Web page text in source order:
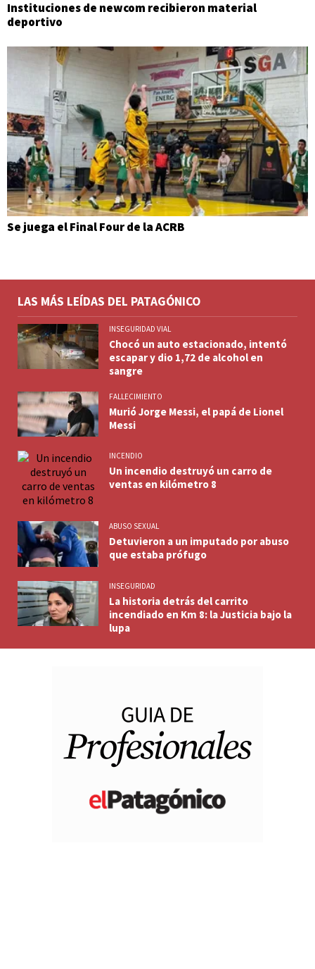
Instituciones de newcom recibieron material
deportivo
Se juega el Final Four de la ACRB
LAS MÁS LEÍDAS DEL PATAGÓNICO
INSEGURIDAD VIAL
Chocó un auto estacionado, intentó
escapar y dio 1,72 de alcohol en
sangre
FALLECIMIENTO
Murió Jorge Messi, el papá de Lionel
Messi
INCENDIO
Un incendio destruyó un carro de
ventas en kilómetro 8
ABUSO SEXUAL
Detuvieron a un imputado por abuso
que estaba prófugo
INSEGURIDAD
La historia detrás del carrito
incendiado en Km 8: la Justicia bajo la
lupa